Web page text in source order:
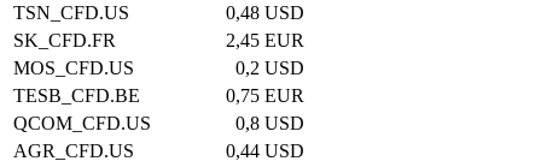
TSN_CFD.US
0,48 USD
SK_CFD.FR
2,45 EUR
MOS_CFD.US
0,2 USD
TESB_CFD.BE
0,75 EUR
QCOM_CFD.US
0,8 USD
AGR_CFD.US
0,44 USD